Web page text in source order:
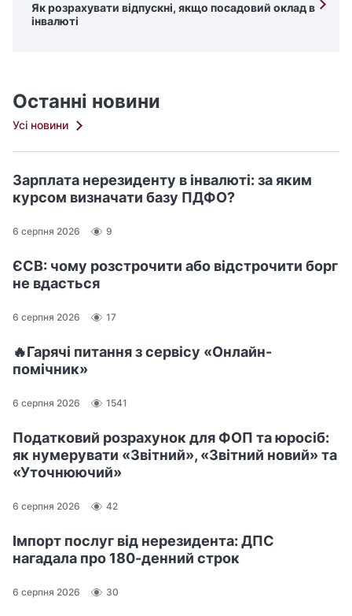
Як розрахувати відпускні, якщо посадовий оклад в
інвалюті
Останні новини
Усі новини
Зарплата нерезиденту в інвалюті: за яким
курсом визначати базу ПДФО?
6 серпня 2026 9
ЄСВ: чому розстрочити або відстрочити борг
не вдасться
6 серпня 2026 17
🔥Гарячі питання з сервісу «Онлайн-
помічник»
6 серпня 2026 1541
Податковий розрахунок для ФОП та юросіб:
як нумерувати «Звітний», «Звітний новий» та
«Уточнюючий»
6 серпня 2026 42
Імпорт послуг від нерезидента: ДПС
нагадала про 180-денний строк
6 серпня 2026 30